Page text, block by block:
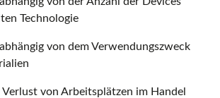
Technologie
von dem Verwendungszweck
von Arbeitsplätzen im Handel